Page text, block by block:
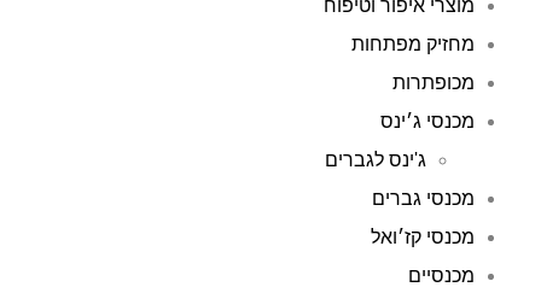
מוצרי איפור וטיפוח
מחזיק מפתחות
מכופתרות
מכנסי ג׳ינס
ג'ינס לגברים
מכנסי גברים
מכנסי קז׳ואל
מכנסיים